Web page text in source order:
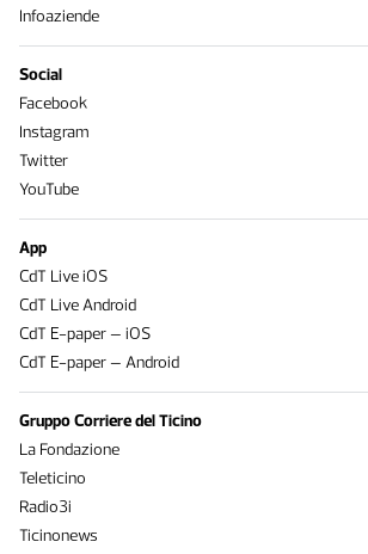
Infoaziende
Social
Facebook
Instagram
Twitter
YouTube
App
CdT Live iOS
CdT Live Android
CdT E-paper – iOS
CdT E-paper – Android
Gruppo Corriere del Ticino
La Fondazione
Teleticino
Radio3i
Ticinonews